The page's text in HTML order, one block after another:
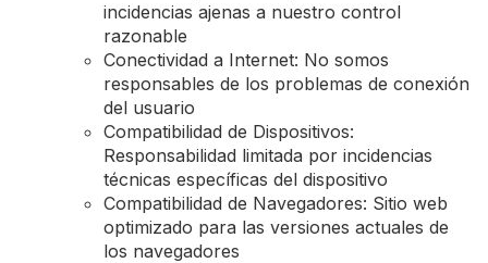
incidencias ajenas a nuestro control
razonable
Conectividad a Internet: No somos
responsables de los problemas de conexión
del usuario
Compatibilidad de Dispositivos:
Responsabilidad limitada por incidencias
técnicas específicas del dispositivo
Compatibilidad de Navegadores: Sitio web
optimizado para las versiones actuales de
los navegadores